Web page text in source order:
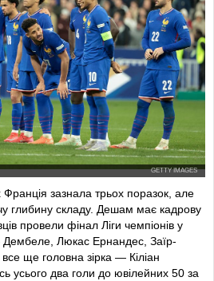
удар із лівого флангу на трибуни.
Ямал із
до центру штрафного на
під удар Ніко.
на власній половині під пресингом.
Оярсабаль закинув до
на Меріно, а той пробив у
лівого флангу штрафного з м'ячем.
під собою на дальній удар
який воротар не побачив.
GETTY IMAGES
Франція зазнала трьох поразок, але
глибину складу. Дешам має кадрову
провели фінал Ліги чемпіонів у
Люкас Ернандес, Заїр-
ще головна зірка — Кіліан
усього два голи до ювілейних 50 за